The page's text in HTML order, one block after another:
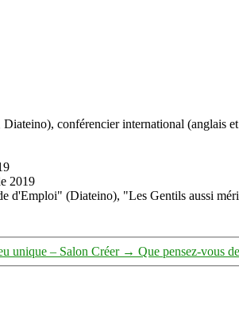
conférencier international (anglais
2019
d'Emploi" (Diateino), "Les Gentils aussi
unique – Salon Créer → Que pensez-vous